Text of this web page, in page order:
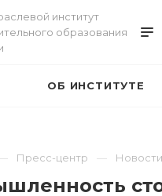
институт
образования
ОБ ИНСТИТУТЕ
Пресс-центр Новости